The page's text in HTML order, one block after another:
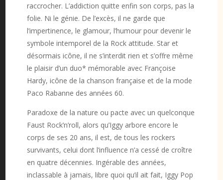
raccrocher. L’addiction quitte enfin son corps, pas la
folie. Ni le génie. De l’excès, il ne garde que
l’impertinence, le glamour, l’humour pour devenir le
symbole intemporel de la Rock attitude. Star et
désormais icône, il ne s’interdit rien et s’offre même
le plaisir d’un duo* mémorable avec Françoise
Hardy, icône de la chanson française et de la mode
Paco Rabanne des années 60.
Paradoxe de la nature ou pacte avec un quelconque
Faust Rock’n’roll, alors qu’Iggy arbore encore le
corps de ses 20 ans, il est, de tous les rockers
survivants, celui dont l’influence n’a cessé de croître
en quatre décennies. Ingérable des années,
inclassable à jamais, libre quoi qu’il ait fait, Iggy Pop